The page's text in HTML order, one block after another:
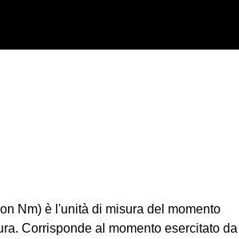
Nm) è l'unità di misura del momento
Corrisponde al momento esercitato da